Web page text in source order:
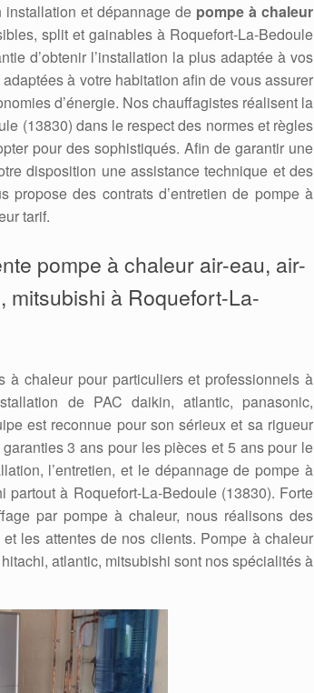
installation et dépannage de pompe à chaleur
split et gainables à Roquefort-La-Bedoule
d’obtenir l’installation la plus adaptée à vos
à votre habitation afin de vous assurer
d’énergie. Nos chauffagistes réalisent la
(13830) dans le respect des normes et règles
pour des sophistiqués. Afin de garantir une
disposition une assistance technique et des
des contrats d’entretien de pompe à
tarif.
pompe à chaleur air-eau, air-
mitsubishi à Roquefort-La-
chaleur pour particuliers et professionnels à
de PAC daikin, atlantic, panasonic,
est reconnue pour son sérieux et sa rigueur
3 ans pour les pièces et 5 ans pour le
l’entretien, et le dépannage de pompe à
à Roquefort-La-Bedoule (13830). Forte
par pompe à chaleur, nous réalisons des
les attentes de nos clients. Pompe à chaleur
atlantic, mitsubishi sont nos spécialités à